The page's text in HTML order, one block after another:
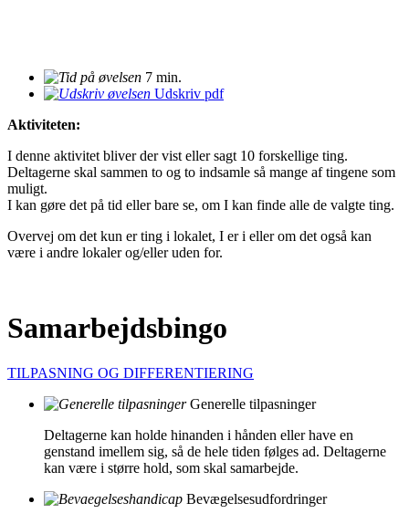
7 min.
Udskriv pdf
Aktiviteten:
I denne aktivitet bliver der vist eller sagt 10 forskellige ting.
Deltagerne skal sammen to og to indsamle så mange af tingene som
muligt.
I kan gøre det på tid eller bare se, om I kan finde alle de valgte ting.
Overvej om det kun er ting i lokalet, I er i eller om det også kan
være i andre lokaler og/eller uden for.
Samarbejdsbingo
TILPASNING OG DIFFERENTIERING
Generelle tilpasninger
Deltagerne kan holde hinanden i hånden eller have en
genstand imellem sig, så de hele tiden følges ad. Deltagerne
kan være i større hold, som skal samarbejde.
Bevægelsesudfordringer